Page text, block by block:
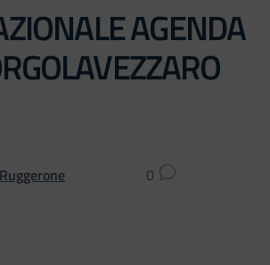
AGENDA
0